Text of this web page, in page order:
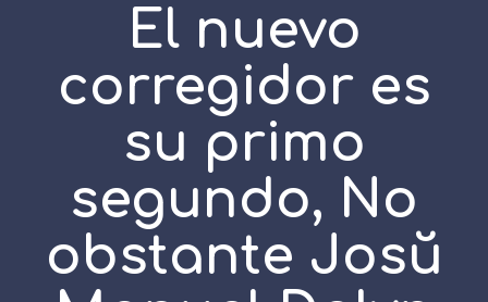
El nuevo
corregidor es
su primo
segundo, No
obstante Josй